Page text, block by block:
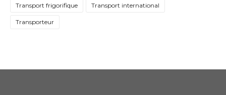
Transport frigorifique Transport international
Transporteur